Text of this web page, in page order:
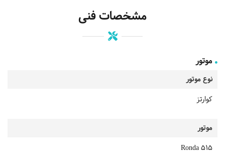
مشخصات فنی
موتور
نوع موتور
کوارتز
موتور
Ronda 515